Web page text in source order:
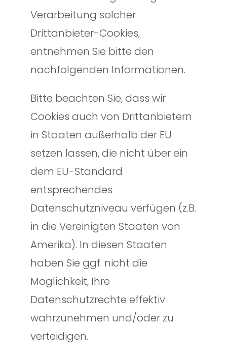
Verarbeitung solcher
Drittanbieter-Cookies,
entnehmen Sie bitte den
nachfolgenden Informationen.
Bitte beachten Sie, dass wir
Cookies auch von Drittanbietern
in Staaten außerhalb der EU
setzen lassen, die nicht über ein
dem EU-Standard
entsprechendes
Datenschutzniveau verfügen (z.B.
in die Vereinigten Staaten von
Amerika). In diesen Staaten
haben Sie ggf. nicht die
Möglichkeit, Ihre
Datenschutzrechte effektiv
wahrzunehmen und/oder zu
verteidigen.